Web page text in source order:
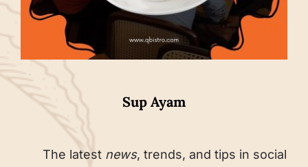
The latest news, trends, and tips in social
Sup Ayam